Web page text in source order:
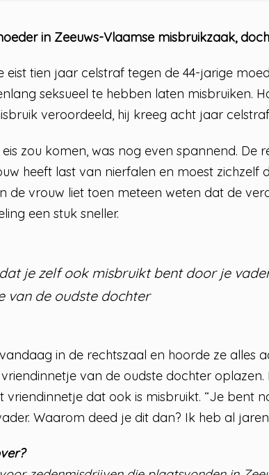
in Zeeuws-Vlaamse misbruikzaak,
eist tien jaar celstraf tegen de 44-jarige
seksueel te hebben laten misbruiken.
veroordeeld, hij kreeg acht jaar
zou komen, was nog even spannend. De
heeft last van nierfalen en moest zichzelf
de vrouw liet toen meteen weten dat de
een stuk sneller.
je zelf ook misbruikt bent door je
van de oudste dochter
in de rechtszaal en hoorde ze alles
van de oudste dochter
vriendinnetje dat ook is misbruikt. “Je bent
Waarom deed je dit dan? Ik heb al